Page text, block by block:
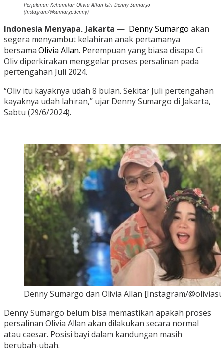
Perjalanan Kehamilan Olivia Allan Istri Denny Sumargo
(Instagram/@sumargodenny)
Indonesia Menyapa, Jakarta — Denny Sumargo akan
segera menyambut kelahiran anak pertamanya
bersama Olivia Allan. Perempuan yang biasa disapa Ci
Oliv diperkirakan menggelar proses persalinan pada
pertengahan Juli 2024.
“Oliv itu kayaknya udah 8 bulan. Sekitar Juli pertengahan
kayaknya udah lahiran,” ujar Denny Sumargo di Jakarta,
Sabtu (29/6/2024).
Denny Sumargo dan Olivia Allan [Instagram/
Denny Sumargo belum bisa memastikan apakah proses
persalinan Olivia Allan akan dilakukan secara normal
atau caesar. Posisi bayi dalam kandungan masih
berubah-ubah.